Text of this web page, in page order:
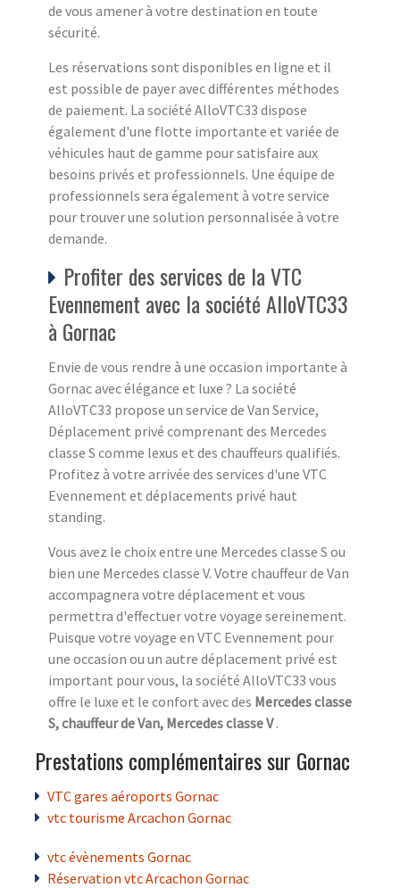
de vous amener à votre destination en toute
sécurité.
Les réservations sont disponibles en ligne et il
est possible de payer avec différentes méthodes
de paiement. La société AlloVTC33 dispose
également d'une flotte importante et variée de
véhicules haut de gamme pour satisfaire aux
besoins privés et professionnels. Une équipe de
professionnels sera également à votre service
pour trouver une solution personnalisée à votre
demande.
Profiter des services de la VTC
Evennement avec la société AlloVTC33
à Gornac
Envie de vous rendre à une occasion importante à
Gornac avec élégance et luxe ? La société
AlloVTC33 propose un service de Van Service,
Déplacement privé comprenant des Mercedes
classe S comme lexus et des chauffeurs qualifiés.
Profitez à votre arrivée des services d'une VTC
Evennement et déplacements privé haut
standing.
Vous avez le choix entre une Mercedes classe S ou
bien une Mercedes classe V. Votre chauffeur de Van
accompagnera votre déplacement et vous
permettra d'effectuer votre voyage sereinement.
Puisque votre voyage en VTC Evennement pour
une occasion ou un autre déplacement privé est
important pour vous, la société AlloVTC33 vous
offre le luxe et le confort avec des Mercedes classe
S, chauffeur de Van, Mercedes classe V.
Prestations complémentaires sur Gornac
VTC gares aéroports Gornac
vtc tourisme Arcachon Gornac
vtc évènements Gornac
Réservation vtc Arcachon Gornac